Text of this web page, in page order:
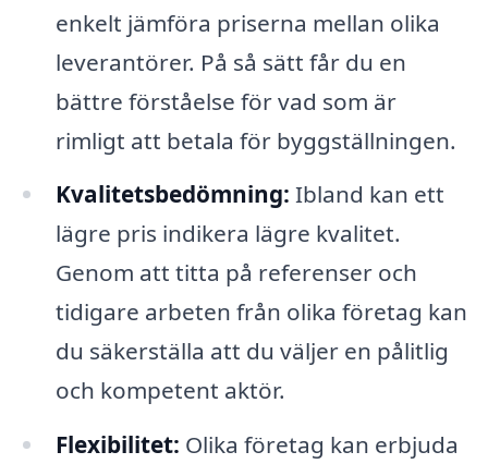
enkelt jämföra priserna mellan olika
leverantörer. På så sätt får du en
bättre förståelse för vad som är
rimligt att betala för byggställningen.
Kvalitetsbedömning: Ibland kan ett
lägre pris indikera lägre kvalitet.
Genom att titta på referenser och
tidigare arbeten från olika företag kan
du säkerställa att du väljer en pålitlig
och kompetent aktör.
Flexibilitet: Olika företag kan erbjuda